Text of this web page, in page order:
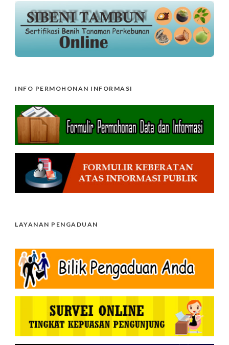
INFO PERMOHONAN INFORMASI
LAYANAN PENGADUAN